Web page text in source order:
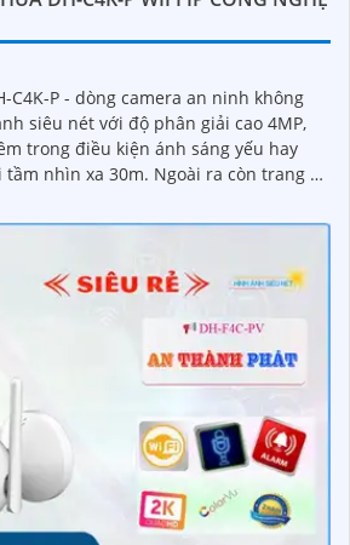
C4K-P - dòng camera an ninh không
siêu nét với độ phân giải cao 4MP,
trong điều kiện ánh sáng yếu hay
30m. Ngoài ra còn trang bị
trữ dữ liệu tại chỗ qua khe cắm thẻ
motion detection và nhận dạng